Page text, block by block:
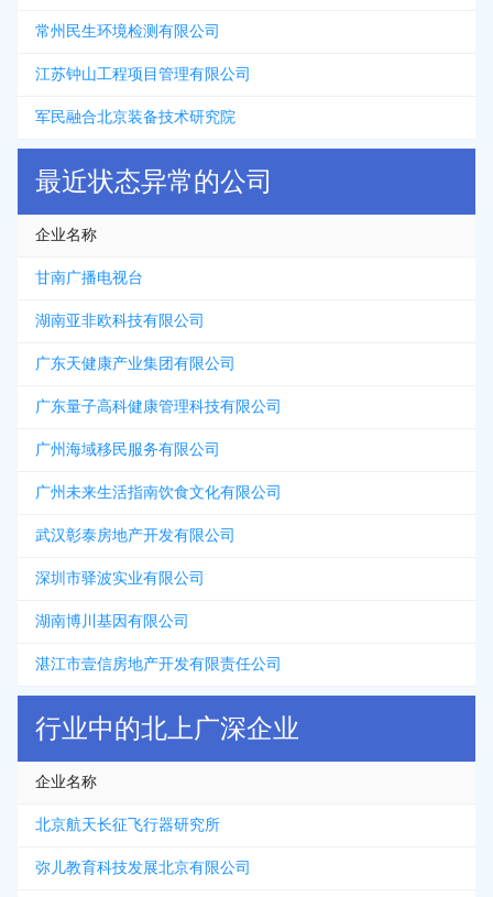
常州民生环境检测有限公司
江苏钟山工程项目管理有限公司
军民融合北京装备技术研究院
最近状态异常的公司
企业名称
甘南广播电视台
湖南亚非欧科技有限公司
广东天健康产业集团有限公司
广东量子高科健康管理科技有限公司
广州海域移民服务有限公司
广州未来生活指南饮食文化有限公司
武汉彰泰房地产开发有限公司
深圳市驿波实业有限公司
湖南博川基因有限公司
湛江市壹信房地产开发有限责任公司
行业中的北上广深企业
企业名称
北京航天长征飞行器研究所
弥儿教育科技发展北京有限公司